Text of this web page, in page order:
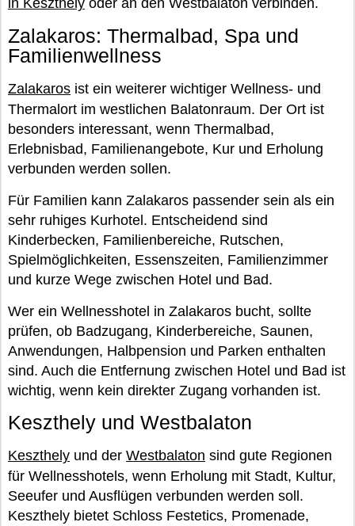
Zalakaros: Thermalbad, Spa und
Familienwellness
Zalakaros ist ein weiterer wichtiger Wellness- und
Thermalort im westlichen Balatonraum. Der Ort ist
besonders interessant, wenn Thermalbad,
Erlebnisbad, Familienangebote, Kur und Erholung
verbunden werden sollen.
Für Familien kann Zalakaros passender sein als ein
sehr ruhiges Kurhotel. Entscheidend sind
Kinderbecken, Familienbereiche, Rutschen,
Spielmöglichkeiten, Essenszeiten, Familienzimmer
und kurze Wege zwischen Hotel und Bad.
Wer ein Wellnesshotel in Zalakaros bucht, sollte
prüfen, ob Badzugang, Kinderbereiche, Saunen,
Anwendungen, Halbpension und Parken enthalten
sind. Auch die Entfernung zwischen Hotel und Bad ist
wichtig, wenn kein direkter Zugang vorhanden ist.
Keszthely und Westbalaton
Keszthely und der Westbalaton sind gute Regionen
für Wellnesshotels, wenn Erholung mit Stadt, Kultur,
Seeufer und Ausflügen verbunden werden soll.
Keszthely bietet Schloss Festetics, Promenade,